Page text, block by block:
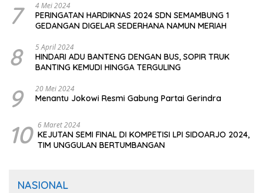
7 4 Mei 2024
PERINGATAN HARDIKNAS 2024 SDN SEMAMBUNG 1
GEDANGAN DIGELAR SEDERHANA NAMUN MERIAH
8 5 April 2024
HINDARI ADU BANTENG DENGAN BUS, SOPIR TRUK
BANTING KEMUDI HINGGA TERGULING
9 20 Mei 2024
Menantu Jokowi Resmi Gabung Partai Gerindra
10 6 Maret 2024
KEJUTAN SEMI FINAL DI KOMPETISI LPI SIDOARJO 2024,
TIM UNGGULAN BERTUMBANGAN
NASIONAL